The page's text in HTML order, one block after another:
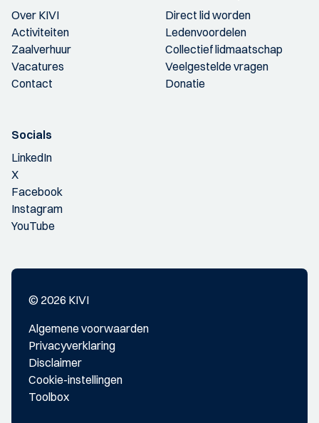
Over KIVI
Activiteiten
Zaalverhuur
Vacatures
Contact
Direct lid worden
Ledenvoordelen
Collectief lidmaatschap
Veelgestelde vragen
Donatie
Socials
LinkedIn
X
Facebook
Instagram
YouTube
© 2026 KIVI
Algemene voorwaarden
Privacyverklaring
Disclaimer
Cookie-instellingen
Toolbox